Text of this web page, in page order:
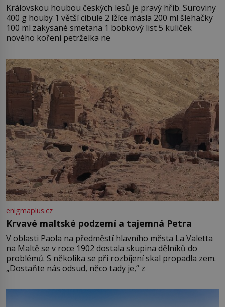
Královskou houbou českých lesů je pravý hřib. Suroviny
400 g houby 1 větší cibule 2 lžíce másla 200 ml šlehačky
100 ml zakysané smetana 1 bobkový list 5 kuliček
nového koření petrželka ne
enigmaplus.cz
Krvavé maltské podzemí a tajemná Petra
V oblasti Paola na předměstí hlavního města La Valetta
na Maltě se v roce 1902 dostala skupina dělníků do
problémů. S několika se při rozbíjení skal propadla zem.
„Dostaňte nás odsud, něco tady je,“ z